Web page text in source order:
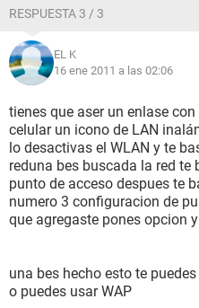
RESPUESTA 3 / 3
EL K
16 ene 2011 a las 02:06
tienes que aser un enlase
celular un icono de LAN
lo desactivas el WLAN y te
reduna bes buscada la red
punto de acceso despues te
numero 3 configuracion de
que agregaste pones opcion
una bes hecho esto te
o puedes usar WAP